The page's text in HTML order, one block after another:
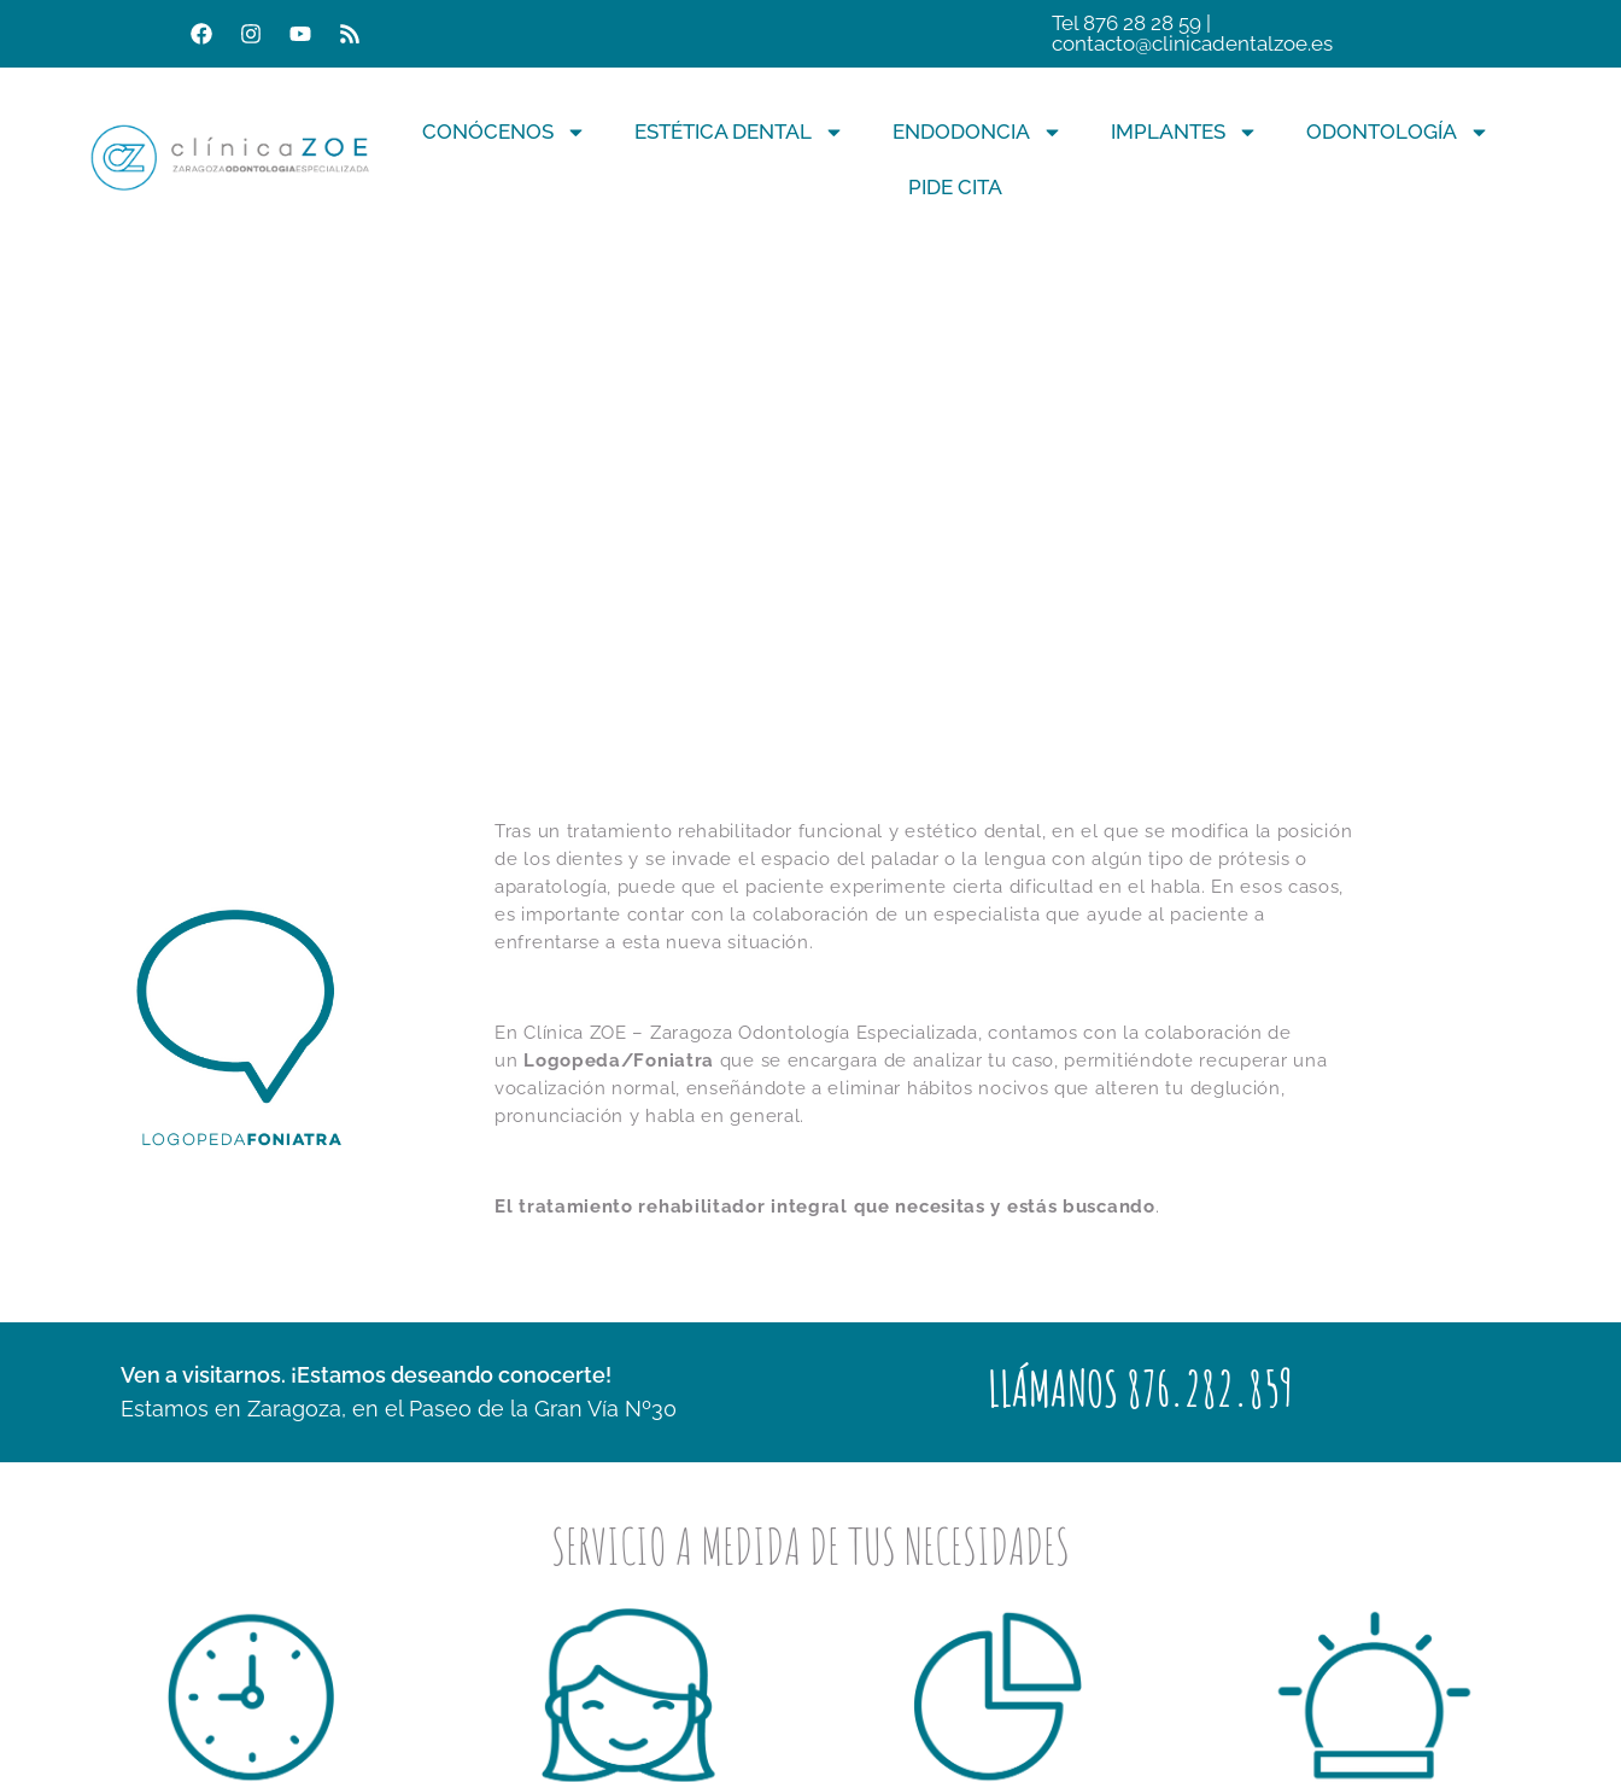
Tel 876 28 28 59 |
contacto@clinicadentalzoe.es
CONÓCENOS ESTÉTICA DENTAL ENDODONCIA IMPLANTES ODONTOLOGÍA
PIDE CITA
Tras un tratamiento rehabilitador funcional y estético dental, en el que se modifica la posición
de los dientes y se invade el espacio del paladar o la lengua con algún tipo de prótesis o
aparatología, puede que el paciente experimente cierta dificultad en el habla. En esos casos,
es importante contar con la colaboración de un especialista que ayude al paciente a
enfrentarse a esta nueva situación.
En Clínica ZOE – Zaragoza Odontología Especializada, contamos con la colaboración de
un Logopeda/Foniatra que se encargara de analizar tu caso, permitiéndote recuperar una
vocalización normal, enseñándote a eliminar hábitos nocivos que alteren tu deglución,
pronunciación y habla en general.
El tratamiento rehabilitador integral que necesitas y estás buscando.
Ven a visitarnos. ¡Estamos deseando conocerte!
Estamos en Zaragoza, en el Paseo de la Gran Vía Nº30
LLÁMANOS 876.282.859
SERVICIO A MEDIDA DE TUS NECESIDADES